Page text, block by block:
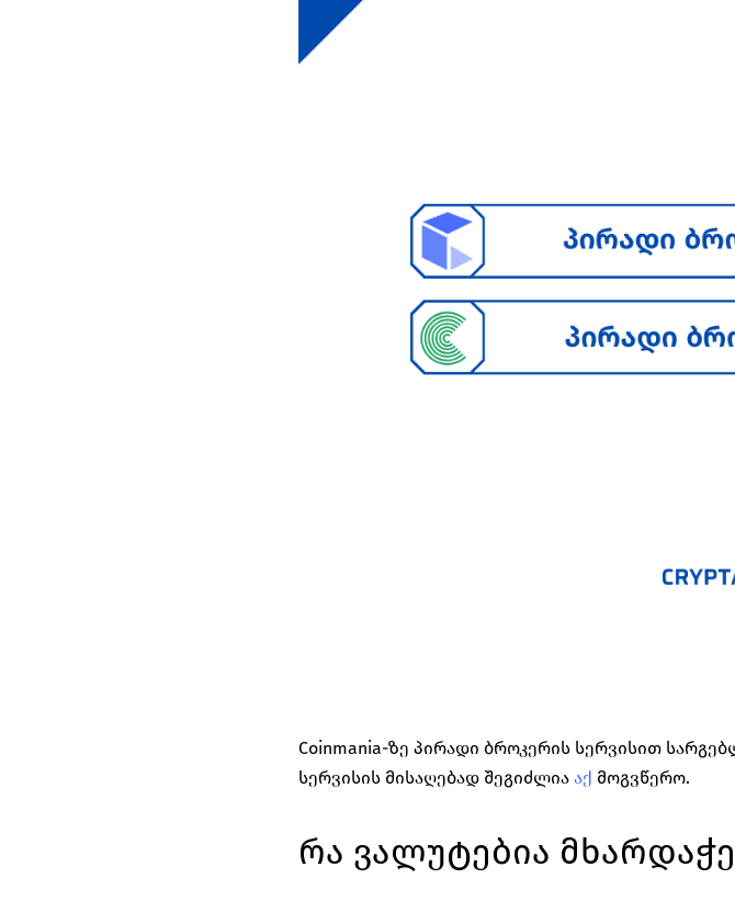
Coinmania-ზე პირადი ბროკერის სერვისით
სერვისის მისაღებად შეგიძლია აქ მოგვწერო.
რა ვალუტებია